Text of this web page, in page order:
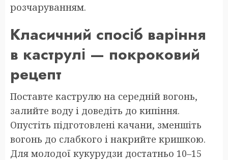
розчаруванням.
Класичний спосіб варіння
в каструлі — покроковий
рецепт
Поставте каструлю на середній вогонь,
залийте воду і доведіть до кипіння.
Опустіть підготовлені качани, зменшіть
вогонь до слабкого і накрийте кришкою.
Для молодої кукурудзи достатньо 10–15